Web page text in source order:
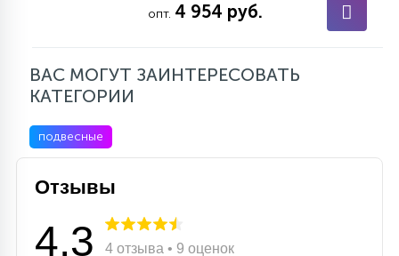
опт. 4 954 руб.
ВАС МОГУТ ЗАИНТЕРЕСОВАТЬ
КАТЕГОРИИ
подвесные
Отзывы
4.3 4 отзыва • 9 оценок